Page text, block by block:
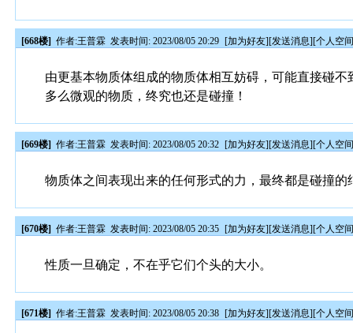
[668楼] 作者:王普霖 发表时间: 2023/08/05 20:29 [加为好友][发送消息][个人空
由更基本物质体组成的物质体相互妨碍，可能直接碰
多么微观的物质，终究也还是碰撞！
[669楼] 作者:王普霖 发表时间: 2023/08/05 20:32 [加为好友][发送消息][个人空
物质体之间表现出来的任何形式的力，最终都是碰撞
[670楼] 作者:王普霖 发表时间: 2023/08/05 20:35 [加为好友][发送消息][个人空
性质一旦确定，不在乎它们个头的大小。
[671楼] 作者:王普霖 发表时间: 2023/08/05 20:38 [加为好友][发送消息][个人空